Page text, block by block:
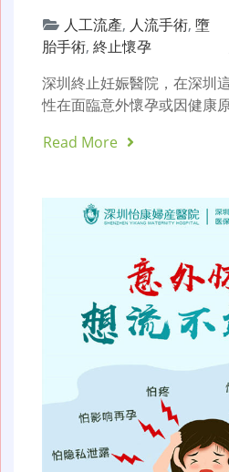
人工流產, 人流手術, 墮
胎手術, 終止懷孕
深圳終止妊娠醫院，在深圳
性在面臨意外懷孕或因健康
Read More